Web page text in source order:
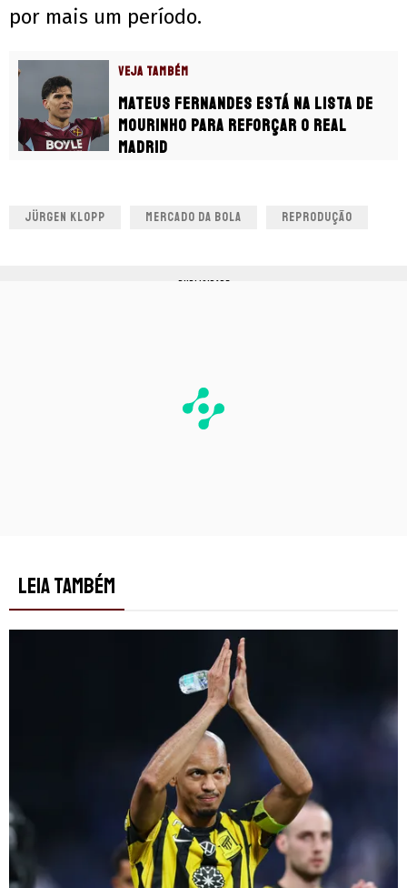
por mais um período.
VEJA TAMBÉM
Mateus Fernandes está na lista de
Mourinho para reforçar o Real
Madrid
JÜRGEN KLOPP MERCADO DA BOLA REPRODUÇÃO
PUBLICIDADE
LEIA TAMBÉM